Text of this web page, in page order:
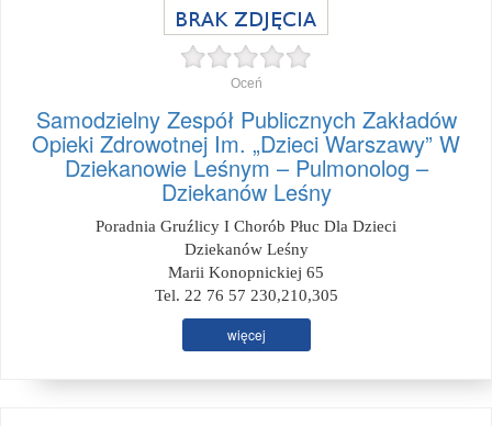
Oceń
Samodzielny Zespół Publicznych Zakładów
Opieki Zdrowotnej Im. „Dzieci Warszawy” W
Dziekanowie Leśnym – Pulmonolog –
Dziekanów Leśny
Poradnia Gruźlicy I Chorób Płuc Dla Dzieci
Dziekanów Leśny
Marii Konopnickiej 65
Tel. 22 76 57 230,210,305
więcej